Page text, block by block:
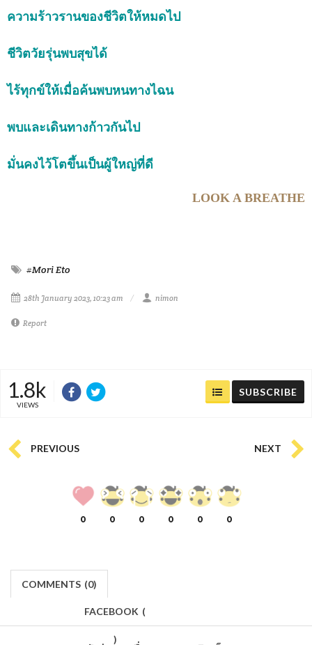
ความร้าวรานของชีวิตให้หมดไป
ชีวิตวัยรุ่นพบสุขได้
ไร้ทุกข์ให้เมื่อค้นพบหนทางไฉน
พบและเดินทางก้าวกันไป
มั่นคงไว้โตขึ้นเป็นผู้ใหญ่ที่ดี
LOOK A BREATHE
#Mori Eto
28th January 2023, 10:23 am nimon
Report
1.8k
VIEWS
SUBSCRIBE
PREVIOUS NEXT
0 0 0 0 0 0
COMMENTS (0)
FACEBOOK (
)